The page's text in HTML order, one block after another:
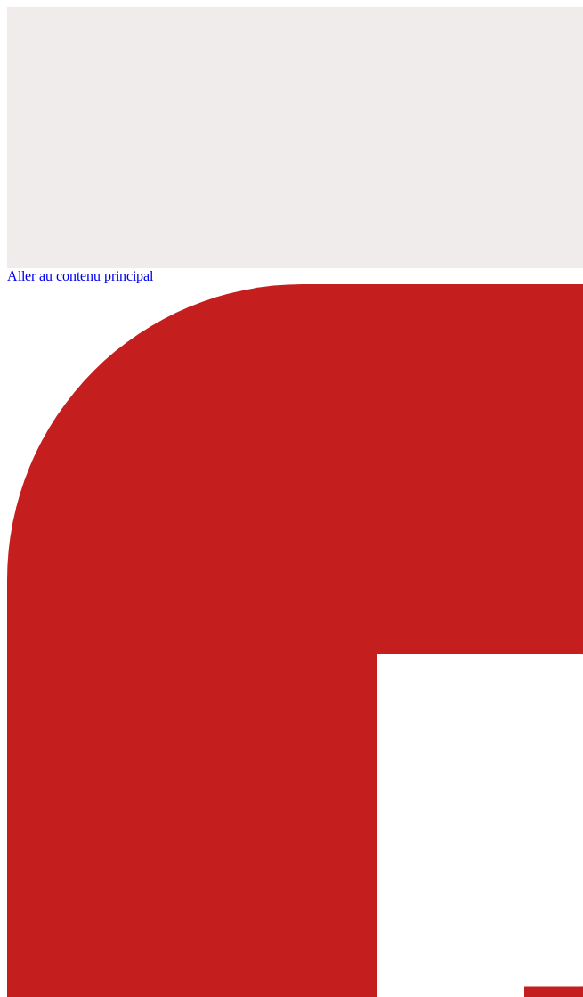
Aller au contenu principal